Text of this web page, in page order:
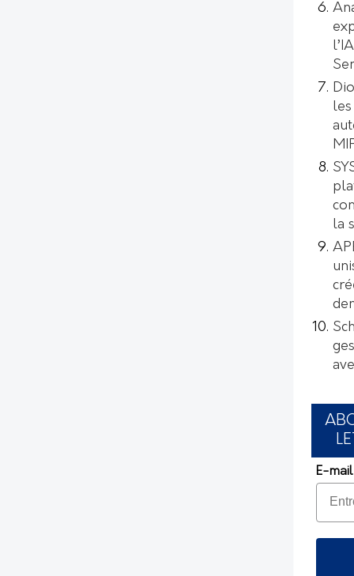
la
E-mail